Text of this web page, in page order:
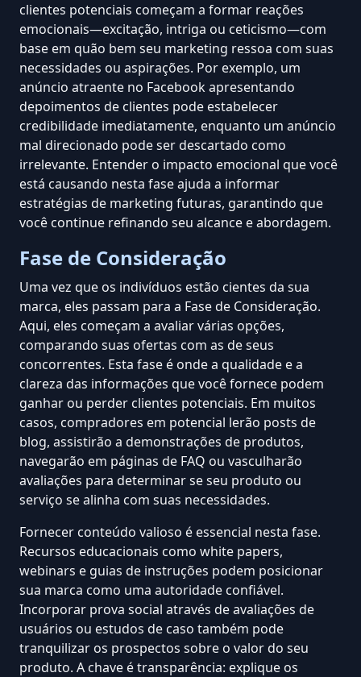
clientes potenciais começam a formar reações
emocionais—excitação, intriga ou ceticismo—com
base em quão bem seu marketing ressoa com suas
necessidades ou aspirações. Por exemplo, um
anúncio atraente no Facebook apresentando
depoimentos de clientes pode estabelecer
credibilidade imediatamente, enquanto um anúncio
mal direcionado pode ser descartado como
irrelevante. Entender o impacto emocional que você
está causando nesta fase ajuda a informar
estratégias de marketing futuras, garantindo que
você continue refinando seu alcance e abordagem.
Fase de Consideração
Uma vez que os indivíduos estão cientes da sua
marca, eles passam para a Fase de Consideração.
Aqui, eles começam a avaliar várias opções,
comparando suas ofertas com as de seus
concorrentes. Esta fase é onde a qualidade e a
clareza das informações que você fornece podem
ganhar ou perder clientes potenciais. Em muitos
casos, compradores em potencial lerão posts de
blog, assistirão a demonstrações de produtos,
navegarão em páginas de FAQ ou vasculharão
avaliações para determinar se seu produto ou
serviço se alinha com suas necessidades.
Fornecer conteúdo valioso é essencial nesta fase.
Recursos educacionais como white papers,
webinars e guias de instruções podem posicionar
sua marca como uma autoridade confiável.
Incorporar prova social através de avaliações de
usuários ou estudos de caso também pode
tranquilizar os prospectos sobre o valor do seu
produto. A chave é transparência: explique os